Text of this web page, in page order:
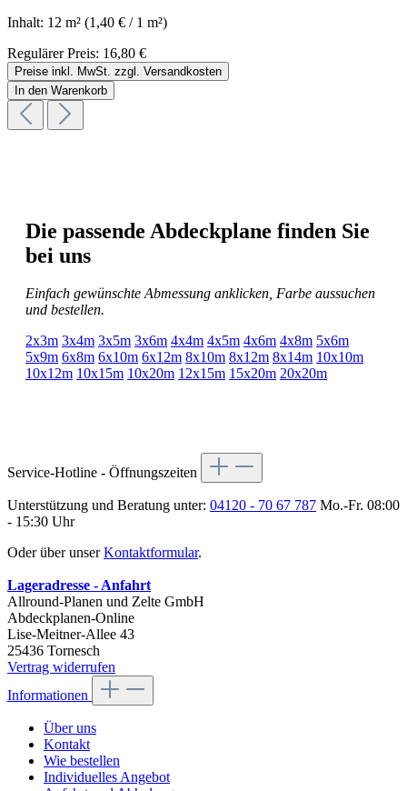
Inhalt: 12 m² (1,40 € / 1 m²)
Regulärer Preis: 16,80 €
Preise inkl. MwSt. zzgl. Versandkosten
In den Warenkorb
Die passende Abdeckplane finden Sie
bei uns
Einfach gewünschte Abmessung anklicken, Farbe aussuchen
und bestellen.
2x3m 3x4m 3x5m 3x6m 4x4m 4x5m 4x6m 4x8m 5x6m
5x9m 6x8m 6x10m 6x12m 8x10m 8x12m 8x14m 10x10m
10x12m 10x15m 10x20m 12x15m 15x20m 20x20m
Service-Hotline - Öffnungszeiten
Unterstützung und Beratung unter: 04120 - 70 67 787 Mo.-Fr. 08:00
- 15:30 Uhr
Oder über unserKontaktformular.
Lageradresse - Anfahrt
Allround-Planen und Zelte GmbH
Abdeckplanen-Online
Lise-Meitner-Allee 43
25436 Tornesch
Vertrag widerrufen
Informationen
Über uns
Kontakt
Wie bestellen
Individuelles Angebot